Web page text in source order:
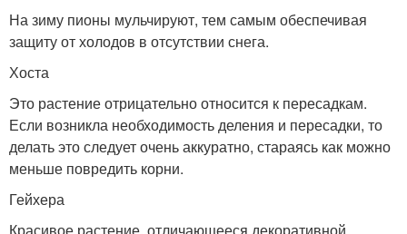
На зиму пионы мульчируют, тем самым обеспечивая
защиту от холодов в отсутствии снега.
Хоста
Это растение отрицательно относится к пересадкам.
Если возникла необходимость деления и пересадки, то
делать это следует очень аккуратно, стараясь как можно
меньше повредить корни.
Гейхера
Красивое растение, отличающееся декоративной